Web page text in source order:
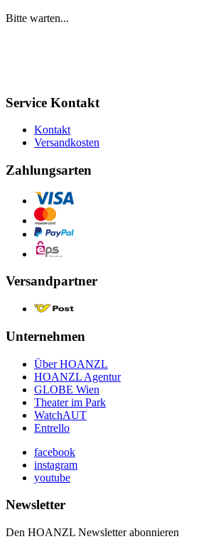
Bitte warten...
Service Kontakt
Kontakt
Versandkosten
Zahlungsarten
Versandpartner
Unternehmen
Über HOANZL
HOANZL Agentur
GLOBE Wien
Theater im Park
WatchAUT
Entrello
facebook
instagram
youtube
Newsletter
Den HOANZL Newsletter abonnieren